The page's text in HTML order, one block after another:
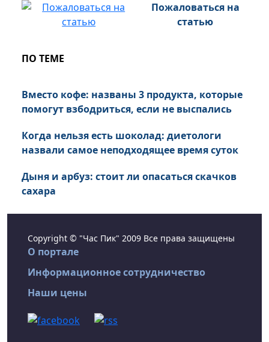
Пожаловаться на
статью
ПО ТЕМЕ
Вместо кофе: названы 3 продукта, которые
помогут взбодриться, если не выспались
Когда нельзя есть шоколад: диетологи
назвали самое неподходящее время суток
Дыня и арбуз: стоит ли опасаться скачков
сахара
Copyright © "Час Пик" 2009 Все права защищены
О портале
Информационное сотрудничество
Наши цены